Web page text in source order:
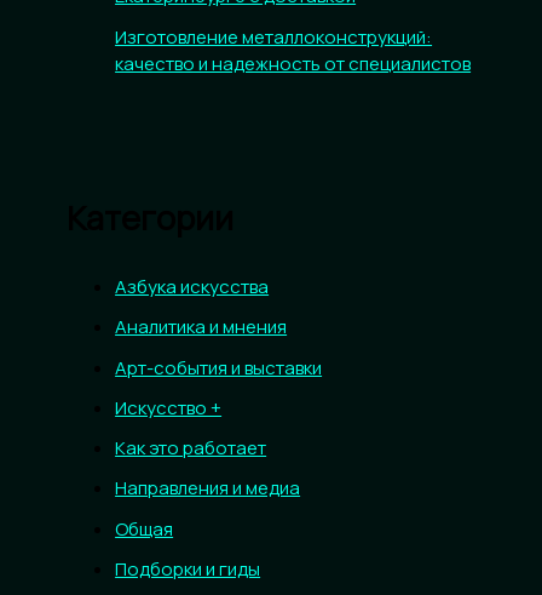
Изготовление металлоконструкций:
качество и надежность от специалистов
Азбука искусства
Аналитика и мнения
Арт-события и выставки
Искусство +
Как это работает
Направления и медиа
Общая
Подборки и гиды